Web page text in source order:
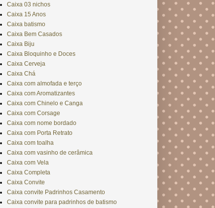
Caixa 03 nichos
Caixa 15 Anos
Caixa batismo
Caixa Bem Casados
Caixa Biju
Caixa Bloquinho e Doces
Caixa Cerveja
Caixa Chá
Caixa com almofada e terço
Caixa com Aromatizantes
Caixa com Chinelo e Canga
Caixa com Corsage
Caixa com nome bordado
Caixa com Porta Retrato
Caixa com toalha
Caixa com vasinho de cerâmica
Caixa com Vela
Caixa Completa
Caixa Convite
Caixa convite Padrinhos Casamento
Caixa convite para padrinhos de batismo